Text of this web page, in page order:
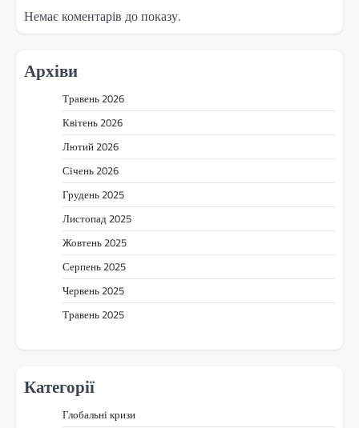
Немає коментарів до показу.
Архіви
Травень 2026
Квітень 2026
Лютий 2026
Січень 2026
Грудень 2025
Листопад 2025
Жовтень 2025
Серпень 2025
Червень 2025
Травень 2025
Категорії
Глобальні кризи